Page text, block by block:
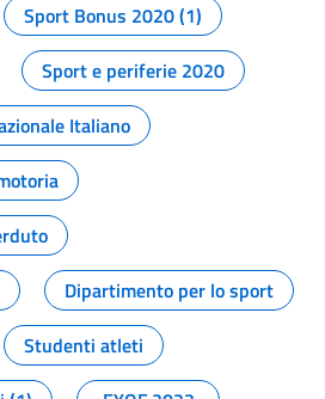
Sport Bonus 2020 (1)
Sport e periferie 2020
Italiano
Dipartimento per lo sport
Studenti atleti